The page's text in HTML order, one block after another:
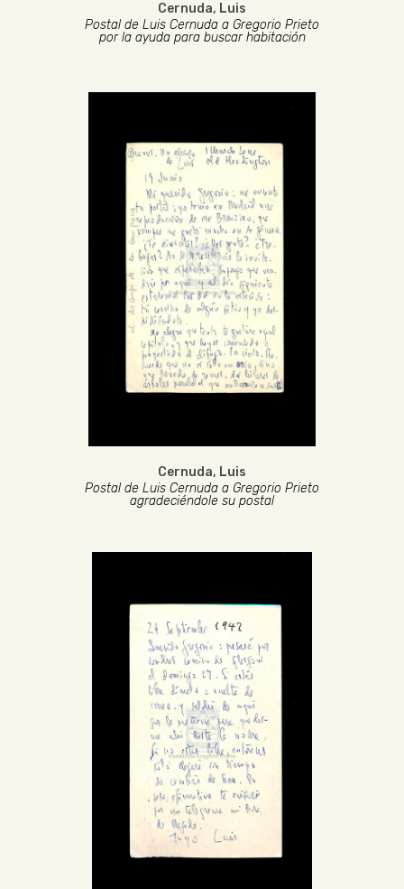
Cernuda, Luis
Postal de Luis Cernuda a Gregorio Prieto
por la ayuda para buscar habitación
Cernuda, Luis
Postal de Luis Cernuda a Gregorio Prieto
agradeciéndole su postal